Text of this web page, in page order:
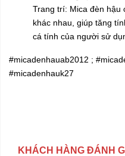
Trang trí: Mica đèn hậu
khác nhau, giúp tăng
cá tính của người sử
#micadenhauab2012 ;
#micadenhauk27
KHÁCH HÀNG ĐÁNH